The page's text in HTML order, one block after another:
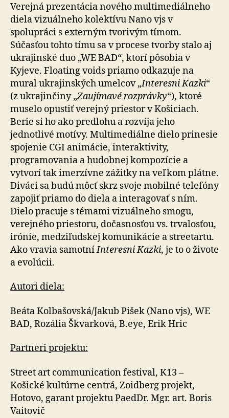
Verejná prezentácia nového multimediálneho
diela vizuálneho kolektívu Nano vjs v
spolupráci s externým tvorivým tímom.
Súčasťou tohto tímu sa v procese tvorby stalo aj
ukrajinské duo „WE BAD“, ktorí pôsobia v
Kyjeve. Floating voids priamo odkazuje na
mural ukrajinských umelcov „Interesni Kazki“
(z ukrajinčiny „Zaujímavé rozprávky“), ktoré
muselo opustiť verejný priestor v Košiciach.
Berie si ho ako predlohu a rozvíja jeho
jednotlivé motívy. Multimediálne dielo prinesie
spojenie CGI animácie, interaktivity,
programovania a hudobnej kompozície a
vytvorí tak imerzívne zážitky na veľkom plátne.
Diváci sa budú môcť skrz svoje mobilné telefóny
zapojiť priamo do diela a interagovať s ním.
Dielo pracuje s témami vizuálneho smogu,
verejného priestoru, dočasnosťou vs. trvalosťou,
irónie, medziľudskej komunikácie a streetartu.
Ako vravia samotníInteresni Kazki, je to o živote
a evolúcii.
Autori diela:
Beáta Kolbašovská/Jakub Pišek (Nano vjs), WE
BAD, Rozália Škvarková, B.eye, Erik Hric
Partneri projektu:
Street art communication festival, K13 –
Košické kultúrne centrá, Zoidberg projekt,
Hotovo, garant projektu PaedDr. Mgr. art. Boris
Vaitovič